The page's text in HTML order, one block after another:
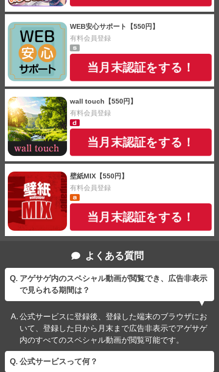
WEB安心サポート【550円】
有料会員登録
当月末認証をする！
wall touch【550円】
有料会員登録
当月末認証をする！
壁紙MIX【550円】
有料会員登録
当月末認証をする！
よくある質問
アゲサゲ内のスペシャル動画が閲覧でき、広告非表示
で見られる期間は？
公式サービスに登録後、登録した端末のブラウザにお
いて、登録した日から月末まで広告非表示でアゲサゲ
内のすべてのスペシャル動画が閲覧可能です。
公式サービスって何？